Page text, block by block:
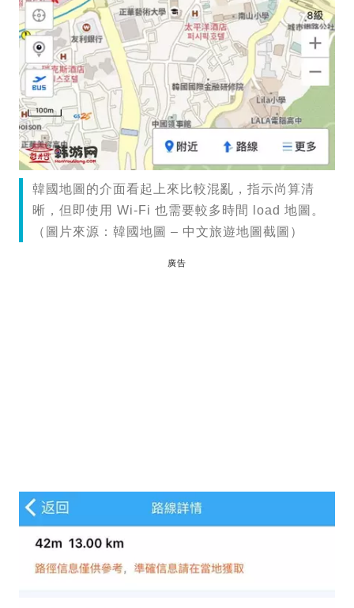
韓國地圖的介面看起上來比較混亂，指示尚算清
晰，但即使用 Wi-Fi 也需要較多時間 load 地圖。
（圖片來源：韓國地圖 – 中文旅遊地圖截圖）
廣告